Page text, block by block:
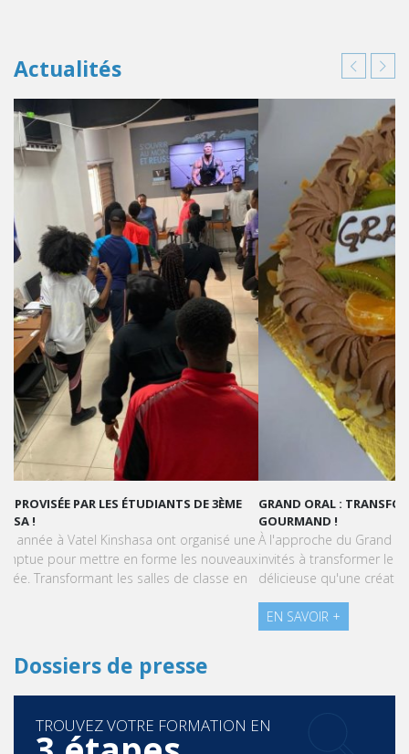
Actualités
GRAND ORAL : TRANSFORMONS LE STRESS EN SUCCÈS
GOURMAND !
À l'approche du Grand Oral, les étudiants de Vatel Kinshasa sont
invités à transformer le stress en une expérience aussi
délicieuse qu'une création pâtissière.
3 étapes